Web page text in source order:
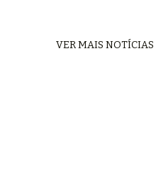
VER MAIS NOTÍCIAS